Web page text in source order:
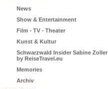
News
Show & Entertainment
Film - TV - Theater
Kunst & Kultur
Schwarzwald Insider Sabine Zoller
by ReiseTravel.eu
Memories
Archiv